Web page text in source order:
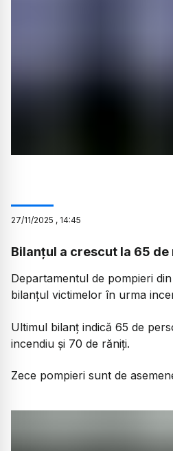
27/11/2025 , 14:45
Bilanțul a crescut la 65 de
Departamentul de pompieri
bilanțul victimelor în urma
Ultimul bilanț indică 65 de
incendiu și 70 de răniți.
Zece pompieri sunt de